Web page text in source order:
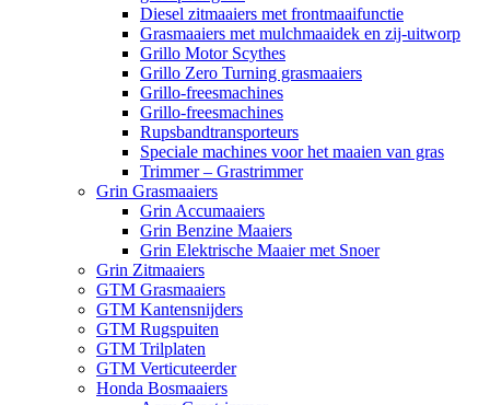
Diesel zitmaaiers met frontmaaifunctie
Grasmaaiers met mulchmaaidek en zij-uitworp
Grillo Motor Scythes
Grillo Zero Turning grasmaaiers
Grillo-freesmachines
Grillo-freesmachines
Rupsbandtransporteurs
Speciale machines voor het maaien van gras
Trimmer – Grastrimmer
Grin Grasmaaiers
Grin Accumaaiers
Grin Benzine Maaiers
Grin Elektrische Maaier met Snoer
Grin Zitmaaiers
GTM Grasmaaiers
GTM Kantensnijders
GTM Rugspuiten
GTM Trilplaten
GTM Verticuteerder
Honda Bosmaaiers